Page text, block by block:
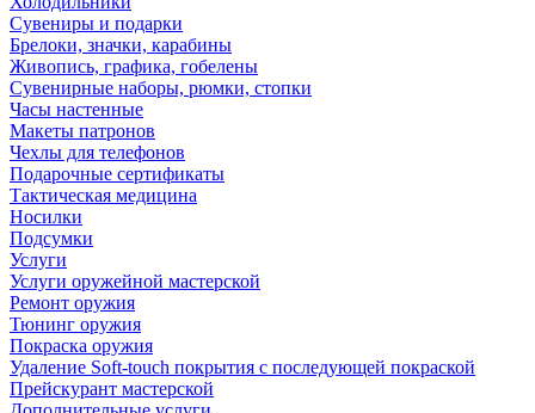
Сувениры и подарки
Брелоки, значки, карабины
Живопись, графика, гобелены
Сувенирные наборы, рюмки, стопки
Часы настенные
Макеты патронов
Чехлы для телефонов
Подарочные сертификаты
Тактическая медицина
Носилки
Подсумки
Услуги
Услуги оружейной мастерской
Ремонт оружия
Тюнинг оружия
Покраска оружия
Удаление Soft-touch покрытия с последующей покраской
Прейскурант мастерской